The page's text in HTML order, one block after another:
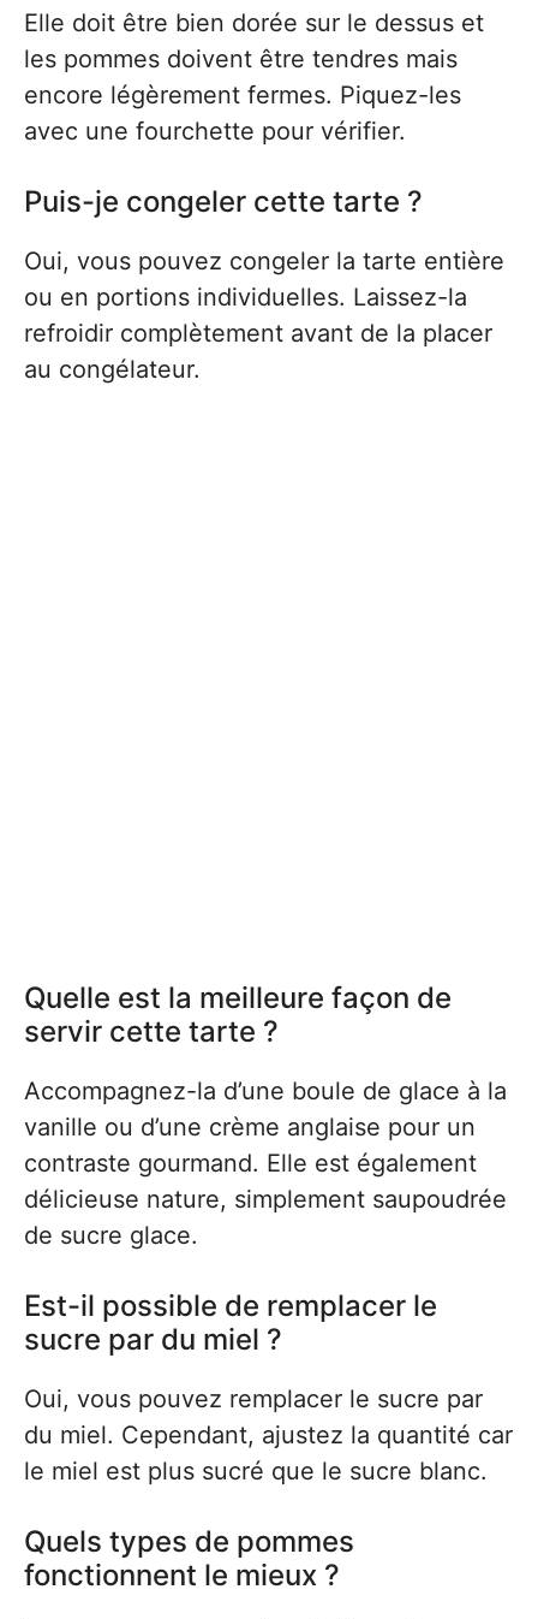
Elle doit être bien dorée sur le dessus et
les pommes doivent être tendres mais
encore légèrement fermes. Piquez-les
avec une fourchette pour vérifier.
Puis-je congeler cette tarte ?
Oui, vous pouvez congeler la tarte entière
ou en portions individuelles. Laissez-la
refroidir complètement avant de la placer
au congélateur.
Quelle est la meilleure façon de
servir cette tarte ?
Accompagnez-la d’une boule de glace à la
vanille ou d’une crème anglaise pour un
contraste gourmand. Elle est également
délicieuse nature, simplement saupoudrée
de sucre glace.
Est-il possible de remplacer le
sucre par du miel ?
Oui, vous pouvez remplacer le sucre par
du miel. Cependant, ajustez la quantité car
le miel est plus sucré que le sucre blanc.
Quels types de pommes
fonctionnent le mieux ?